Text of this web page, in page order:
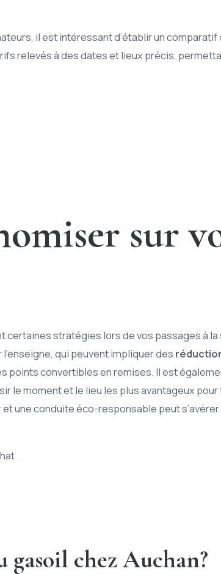
il est intéressant d’établir un
relevés à des dates et lieux précis,
sur
stratégies lors de vos passages à
qui peuvent impliquer des
points convertibles en remises. Il est
le moment et le lieu les plus avantageux
une conduite éco-responsable peut
chez Auchan?